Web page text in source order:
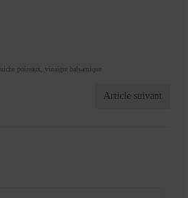
poireaux vinaigre balsamique
Article suivant